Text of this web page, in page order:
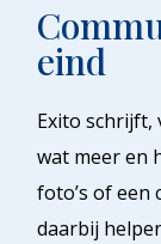
eind
Exito schrijft,
wat meer en
foto’s of een
daarbij